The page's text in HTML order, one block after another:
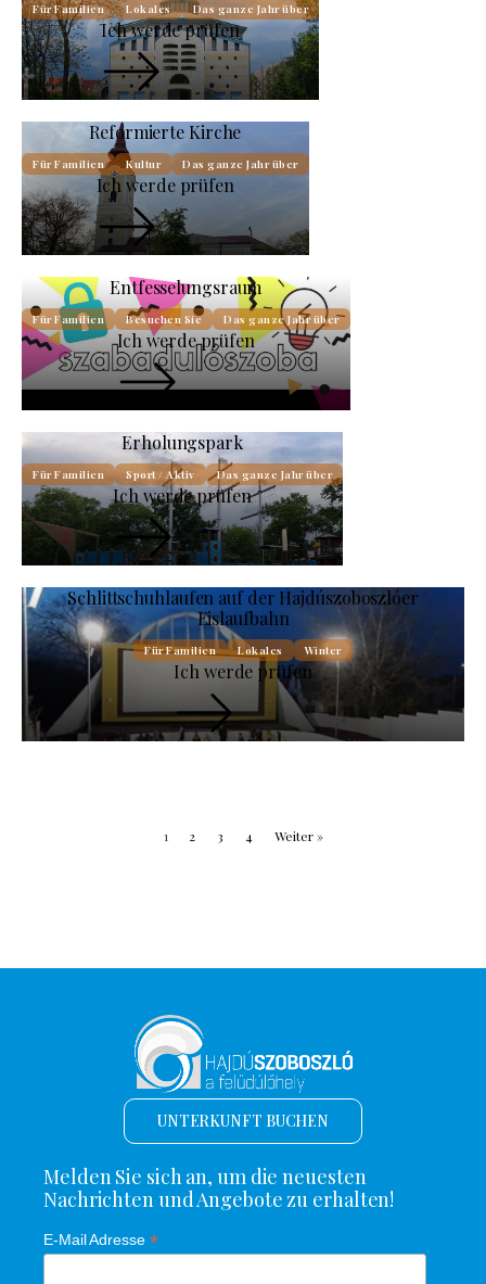
Für Familien Lokales Das ganze Jahr über
Ich werde prüfen
Reformierte Kirche
Für Familien Kultur Das ganze Jahr über
Ich werde prüfen
Entfesselungsraum
Für Familien Besuchen Sie Das ganze Jahr über
Ich werde prüfen
Erholungspark
Für Familien Sport / Aktiv Das ganze Jahr über
Ich werde prüfen
Schlittschuhlaufen auf der Hajdúszoboszlóer
Eislaufbahn
Für Familien Lokales Winter
Ich werde prüfen
1 2 3 4 Weiter »
UNTERKUNFT BUCHEN
Melden Sie sich an, um die neuesten
Nachrichten und Angebote zu erhalten!
E-Mail Adresse *